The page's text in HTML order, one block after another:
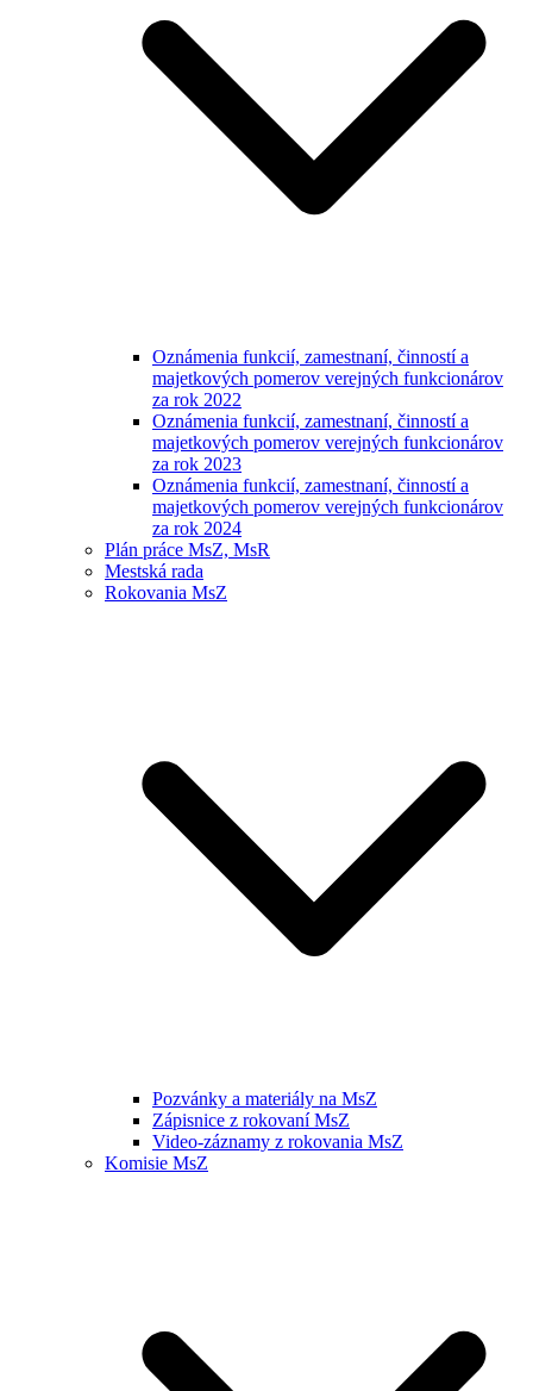
Oznámenia funkcií, zamestnaní, činností a
majetkových pomerov verejných funkcionárov
za rok 2022
Oznámenia funkcií, zamestnaní, činností a
majetkových pomerov verejných funkcionárov
za rok 2023
Oznámenia funkcií, zamestnaní, činností a
majetkových pomerov verejných funkcionárov
za rok 2024
Plán práce MsZ, MsR
Mestská rada
Rokovania MsZ
Pozvánky a materiály na MsZ
Zápisnice z rokovaní MsZ
Video-záznamy z rokovania MsZ
Komisie MsZ